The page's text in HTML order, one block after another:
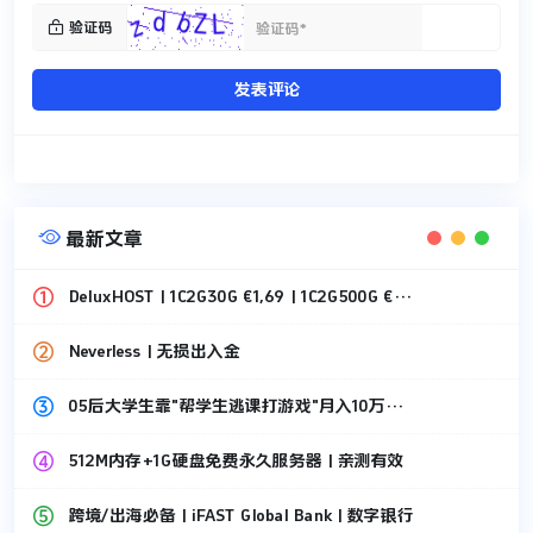
 验证码
发表评论
 最新文章
DeluxHOST | 1C2G30G €1,69 | 1C2G500G €1,49
Neverless | 无损出入金
05后大学生靠"帮学生逃课打游戏"月入10万，刚套现87万！
512M内存+1G硬盘免费永久服务器 | 亲测有效
跨境/出海必备 | iFAST Global Bank | 数字银行